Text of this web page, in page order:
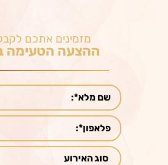
מזמינים אתכם
ההצעה הטעימה